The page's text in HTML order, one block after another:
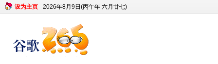
设为主页 2026年8月9日(丙午年 六月廿七)